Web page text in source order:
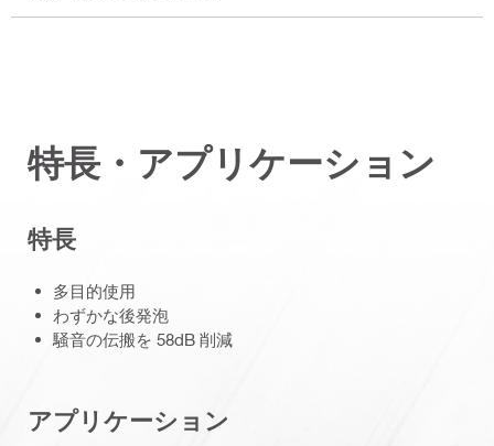
特長・アプリケーション
特長
多目的使用
わずかな後発泡
騒音の伝搬を 58dB 削減
アプリケーション